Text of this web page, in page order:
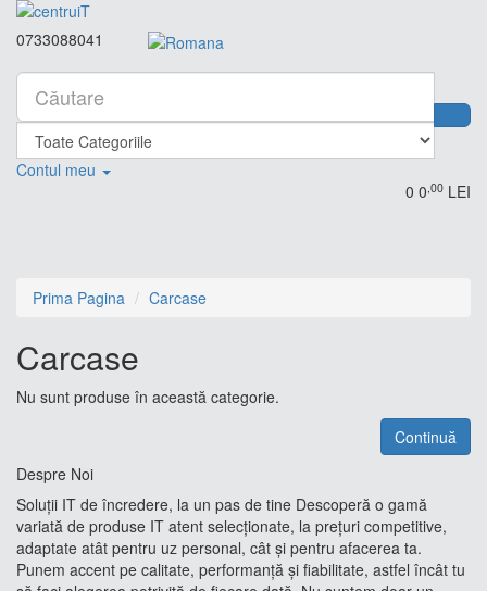
0733088041
Contul meu
0 0,00 LEI
Prima Pagina Carcase
Carcase
Nu sunt produse în această categorie.
Continuă
Despre Noi
Soluții IT de încredere, la un pas de tine Descoperă o gamă
variată de produse IT atent selecționate, la prețuri competitive,
adaptate atât pentru uz personal, cât și pentru afacerea ta.
Punem accent pe calitate, performanță și fiabilitate, astfel încât tu